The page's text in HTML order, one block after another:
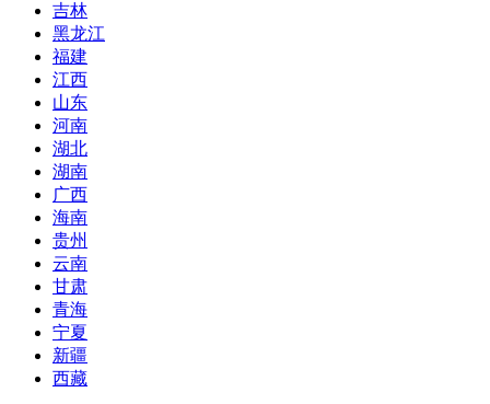
吉林
黑龙江
福建
江西
山东
河南
湖北
湖南
广西
海南
贵州
云南
甘肃
青海
宁夏
新疆
西藏